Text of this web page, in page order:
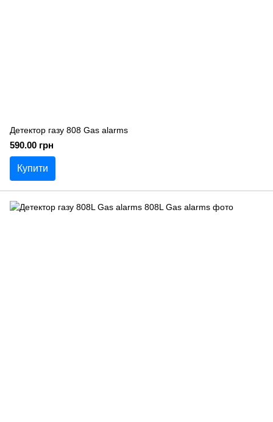
Детектор газу 808 Gas alarms
590.00 грн
Купити